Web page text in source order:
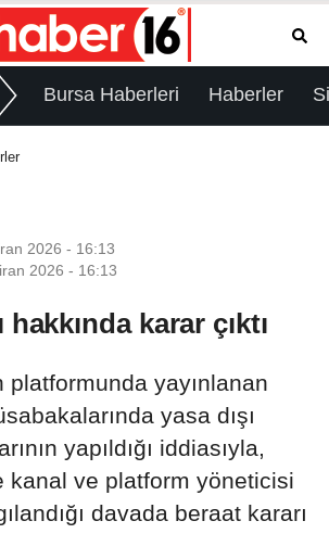
Bursa Haberleri Haberler
2026 - 16:13
2026 - 16:13
hakkında karar çıktı
platformunda yayınlanan
yasa dışı
yapıldığı iddiasıyla,
kanal ve platform yöneticisi
davada beraat kararı